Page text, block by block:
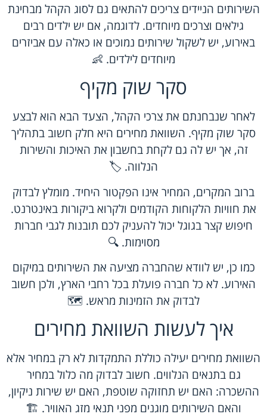
השירותים הניידים צריכים להתאים גם לסוג הקהל מבחינת
גילאים וצרכים מיוחדים. לדוגמה, אם יש ילדים רבים
באירוע, יש לשקול שירותים נמוכים או כאלה עם אביזרים
מיוחדים לילדים. 👶
סקר שוק מקיף
לאחר שנבחנתם את צרכי הקהל, הצעד הבא הוא לבצע
סקר שוק מקיף. השוואת מחירים היא חלק חשוב בתהליך
זה, אך יש לה גם לקחת בחשבון את האיכות והשירות
הנלווה. 🏷️
ברוב המקרים, המחיר אינו הפקטור היחיד. מומלץ לבדוק
את חוויות הלקוחות הקודמים ולקרוא ביקורות באינטרנט.
חיפוש קצר בגוגל יכול להעניק לכם תובנות לגבי חברות
מסוימות. 🔍
כמו כן, יש לוודא שהחברה מציעה את השירותים במיקום
האירוע. לא כל חברה פועלת בכל רחבי הארץ, ולכן חשוב
לבדוק את הזמינות מראש. 🗺️
איך לעשות השוואת מחירים
השוואת מחירים יעילה כוללת התמקדות לא רק במחיר אלא
גם בתנאים הנלווים. חשוב לבדוק מה כלול במחיר
ההשכרה: האם יש תחזוקה שוטפת, האם יש שירות ניקיון,
והאם השירותים מוגנים מפני תנאי מזג האוויר. 🏗️